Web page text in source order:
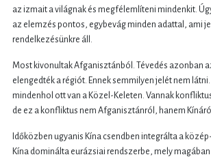
az izmait a világnak és megfélemlíteni mindenkit.
az elemzés pontos, egybevág minden adattal, ami
rendelkezésünkre áll.
Most kivonultak Afganisztánból. Tévedés azonban
elengedték a régiót. Ennek semmilyen jelét nem
mindenhol ott van a Közel-Keleten. Vannak
de ez a konfliktus nem Afganisztánról, hanem
Időközben ugyanis Kína csendben integrálta a
Kína dominálta eurázsiai rendszerbe, mely